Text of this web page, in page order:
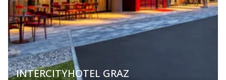
INTERCITYHOTEL GRAZ